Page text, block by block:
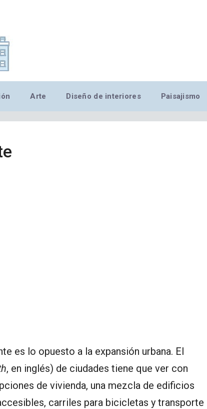
Arte Diseño de interiores Paisajismo
es lo opuesto a la expansión urbana. El
, en inglés) de ciudades tiene que ver con
de vivienda, una mezcla de edificios
carriles para bicicletas y transporte